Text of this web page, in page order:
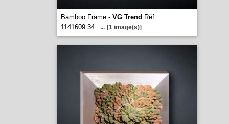
Bamboo Frame - VG Trend Réf.
1141609.34
... [1 image(s)]